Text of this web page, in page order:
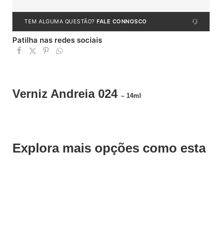
TEM ALGUMA QUESTÃO? FALE CONNOSCO
Patilha nas redes sociais
Verniz Andreia 024 – 14ml
Explora mais opções como esta